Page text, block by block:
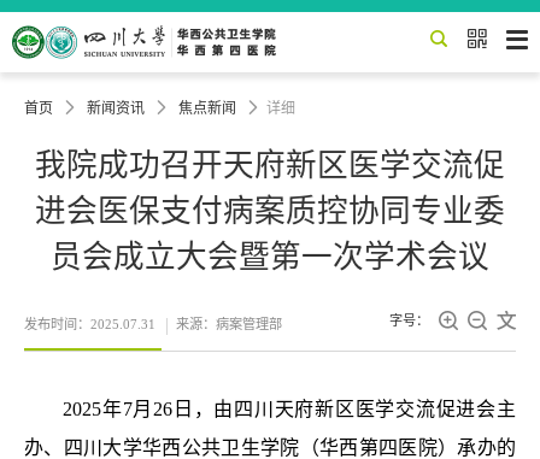
 
首页  新闻资讯  焦点新闻  详细
我院成功召开天府新区医学交流促
进会医保支付病案质控协同专业委
员会成立大会暨第一次学术会议
发布时间：2025.07.31 来源：病案管理部 字号：   
2025年7月26日，由四川天府新区医学交流促进会主
办、四川大学华西公共卫生学院（华西第四医院）承办的